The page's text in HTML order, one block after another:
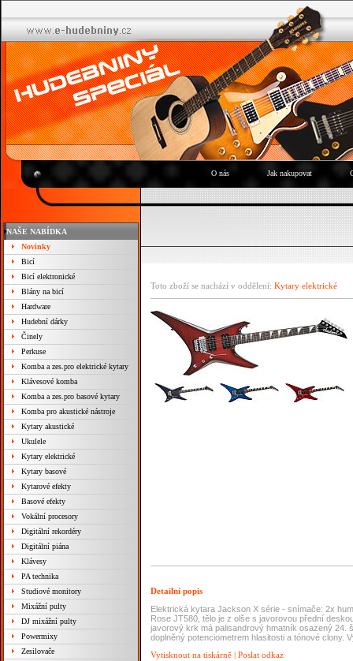
O nás Jak nakupovat
NAŠE NABÍDKA
Novinky
Bicí
Bicí elektronické
Blány na bicí
Hardware
Hudební dárky
Činely
Perkuse
Komba a zes.pro elektrické kytary
Klávesové komba
Komba a zes.pro basové kytary
Komba pro akustické nástroje
Kytary akustické
Ukulele
Kytary elektrické
Kytary basové
Kytarové efekty
Basové efekty
Vokální procesory
Digitální rekordéry
Digitální piána
Klávesy
PA technika
Studiové monitory
Mixážní pulty
DJ mixážní pulty
Powermixy
Zesilovače
Toto zboží se nachází v oddělení: Kytary elektrické
Detailní popis
Elektrická kytara Jackson X série - snímače: 2x
Rose JT580, tělo je z olše s javorovou přední
javorový krk má palisandrový hmatník osazený 24.
doplněný potenciometrem hlasitosti a tónové clony.
Vytisknout na tiskárně | Poslat odkaz